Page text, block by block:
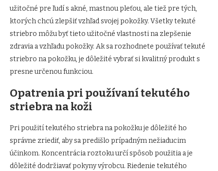
užitočné pre ľudí s akné, mastnou pleťou, ale tiež pre tých,
ktorých chcú zlepšiť vzhľad svojej pokožky. Všetky tekuté
striebro môžu byť tieto užitočné vlastnosti na zlepšenie
zdravia a vzhľadu pokožky. Ak sa rozhodnete používať tekuté
striebro na pokožku, je dôležité vybrať si kvalitný produkt s
presne určenou funkciou.
Opatrenia pri používaní tekutého
striebra na koži
Pri použití tekutého striebra na pokožku je dôležité ho
správne zriediť, aby sa predišlo prípadným nežiaducim
účinkom. Koncentrácia roztoku určí spôsob použitia a je
dôležité dodržiavať pokyny výrobcu. Riedenie tekutého